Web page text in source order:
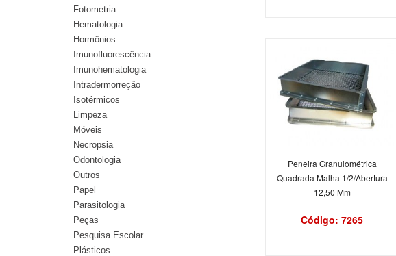
Peneira Granulométrica
Quadrada Malha 1/2/Abertura
12,50 Mm
Código: 7265
Fotometria
Hematologia
Hormônios
Imunofluorescência
Imunohematologia
Intradermorreção
Isotérmicos
Limpeza
Móveis
Necropsia
Odontologia
Outros
Papel
Parasitologia
Peças
Pesquisa Escolar
Plásticos